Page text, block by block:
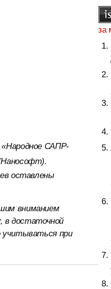
САПР-
оставлены
вниманием
в достаточной
учитываться при
за